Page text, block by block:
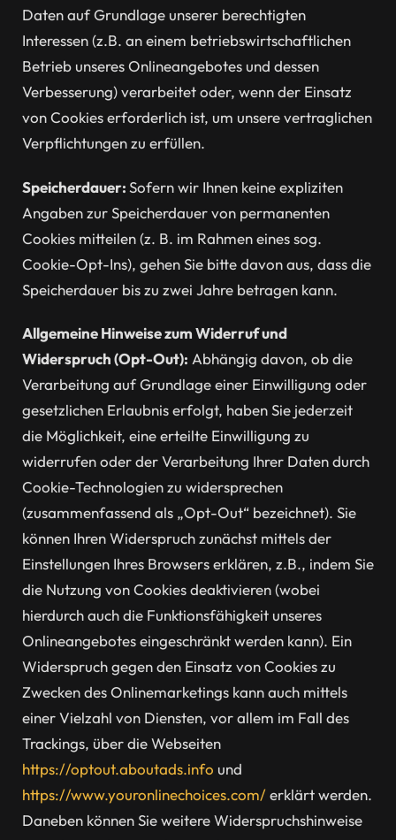
Daten auf Grundlage unserer berechtigten
Interessen (z.B. an einem betriebswirtschaftlichen
Betrieb unseres Onlineangebotes und dessen
Verbesserung) verarbeitet oder, wenn der Einsatz
von Cookies erforderlich ist, um unsere vertraglichen
Verpflichtungen zu erfüllen.
Speicherdauer:Sofern wir Ihnen keine expliziten
Angaben zur Speicherdauer von permanenten
Cookies mitteilen (z. B. im Rahmen eines sog.
Cookie-Opt-Ins), gehen Sie bitte davon aus, dass die
Speicherdauer bis zu zwei Jahre betragen kann.
Allgemeine Hinweise zum Widerruf und
Widerspruch (Opt-Out): Abhängig davon, ob die
Verarbeitung auf Grundlage einer Einwilligung oder
gesetzlichen Erlaubnis erfolgt, haben Sie jederzeit
die Möglichkeit, eine erteilte Einwilligung zu
widerrufen oder der Verarbeitung Ihrer Daten durch
Cookie-Technologien zu widersprechen
(zusammenfassend als „Opt-Out“ bezeichnet). Sie
können Ihren Widerspruch zunächst mittels der
Einstellungen Ihres Browsers erklären, z.B., indem Sie
die Nutzung von Cookies deaktivieren (wobei
hierdurch auch die Funktionsfähigkeit unseres
Onlineangebotes eingeschränkt werden kann). Ein
Widerspruch gegen den Einsatz von Cookies zu
Zwecken des Onlinemarketings kann auch mittels
einer Vielzahl von Diensten, vor allem im Fall des
Trackings, über die Webseiten
https://optout.aboutads.info und
https://www.youronlinechoices.com/erklärt werden.
Daneben können Sie weitere Widerspruchshinweise